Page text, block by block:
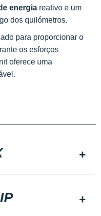
energia reativo e um
dos quilómetros.
para proporcionar o
os esforços
oferece uma